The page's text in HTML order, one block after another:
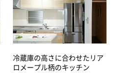
冷蔵庫の高さに合わせたリア
ロメープル柄のキッチン